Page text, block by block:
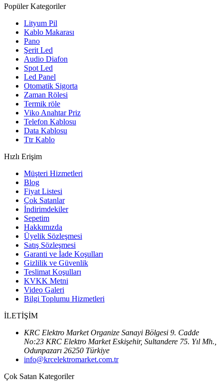
Popüler Kategoriler
Lityum Pil
Kablo Makarası
Pano
Şerit Led
Audio Diafon
Spot Led
Led Panel
Otomatik Sigorta
Zaman Rölesi
Termik röle
Viko Anahtar Priz
Telefon Kablosu
Data Kablosu
Ttr Kablo
Hızlı Erişim
Müşteri Hizmetleri
Blog
Fiyat Listesi
Çok Satanlar
İndirimdekiler
Sepetim
Hakkımızda
Üyelik Sözleşmesi
Satış Sözleşmesi
Garanti ve İade Koşulları
Gizlilik ve Güvenlik
Teslimat Koşulları
KVKK Metni
Video Galeri
Bilgi Toplumu Hizmetleri
İLETİŞİM
KRC Elektro Market Organize Sanayi Bölgesi 9. Cadde
No:23 KRC Elektro Market Eskişehir, Sultandere 75. Yıl Mh.,
Odunpazarı 26250 Türkiye
info@krcelektromarket.com.tr
Çok Satan Kategoriler